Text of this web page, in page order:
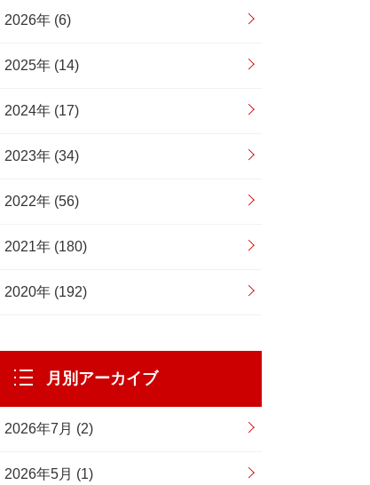
2026年 (6)
2025年 (14)
2024年 (17)
2023年 (34)
2022年 (56)
2021年 (180)
2020年 (192)
月別アーカイブ
2026年7月 (2)
2026年5月 (1)